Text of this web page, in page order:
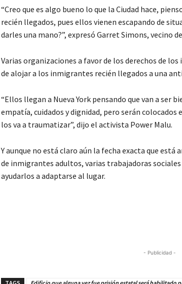
“Creo que es algo bueno lo que la Ciudad hace,
recién llegados, pues ellos vienen escapando de
darles una mano?”, expresó Garret Simons, vecino
Varias organizaciones a favor de los derechos de
de alojar a los inmigrantes recién llegados a una
“Ellos llegan a Nueva York pensando que van a ser
empatía, cuidados y dignidad, pero serán colocados
los va a traumatizar”, dijo el activista Power Malu.
Y aunque no está claro aún la fecha exacta que
de inmigrantes adultos, varias trabajadoras
ayudarlos a adaptarse al lugar.
- Publicidad -